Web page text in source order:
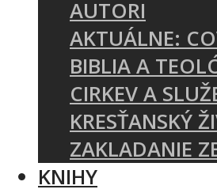
AUTORI
AKTUÁLNE:
BIBLIA A
CIRKEV A
KRESŤANSKÝ
ZAKLADANIE
KNIHY